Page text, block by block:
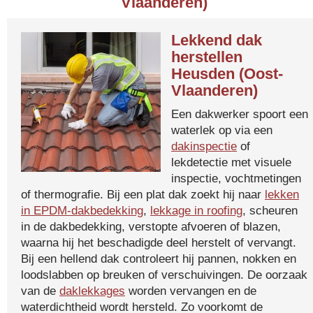
Lekkend dak
herstellen
Heusden (Oost-
Vlaanderen)
Een dakwerker spoort een
waterlek op via een
dakinspectie of
lekdetectie met visuele
inspectie, vochtmetingen
of thermografie. Bij een plat dak zoekt hij naar lekken
in EPDM-dakbedekking, lekkage in roofing, scheuren
in de dakbedekking, verstopte afvoeren of blazen,
waarna hij het beschadigde deel herstelt of vervangt.
Bij een hellend dak controleert hij pannen, nokken en
loodslabben op breuken of verschuivingen. De oorzaak
van de daklekkages worden vervangen en de
waterdichtheid wordt hersteld. Zo voorkomt de